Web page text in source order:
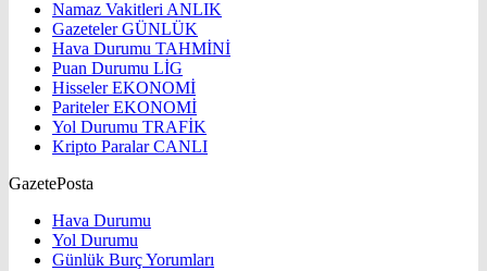
Namaz Vakitleri ANLIK
GazetelerGÜNLÜK
Hava Durumu TAHMİNİ
Puan Durumu LİG
HisselerEKONOMİ
ParitelerEKONOMİ
Yol Durumu TRAFİK
Kripto ParalarCANLI
GazetePosta
Hava Durumu
Yol Durumu
Günlük Burç Yorumları